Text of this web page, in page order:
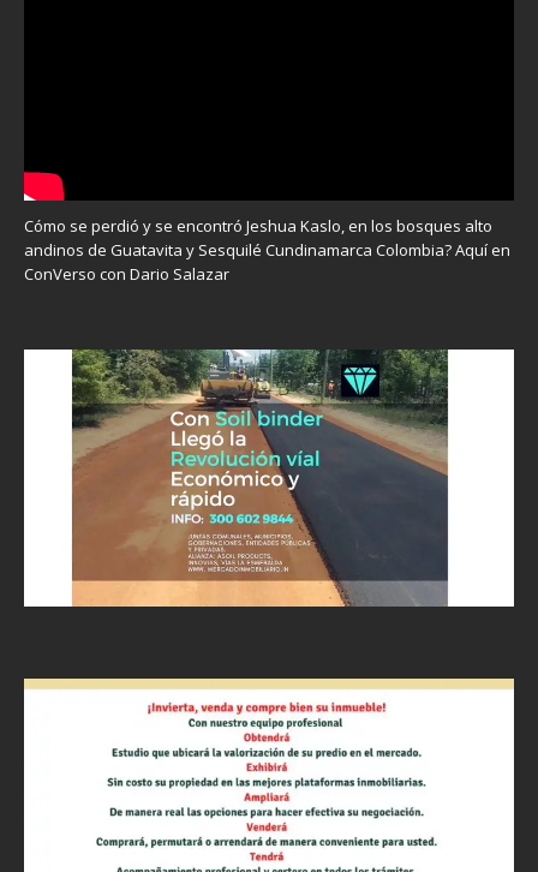
Cómo se perdió y se encontró Jeshua Kaslo, en los bosques alto
andinos de Guatavita y Sesquilé Cundinamarca Colombia? Aquí en
ConVerso con Dario Salazar